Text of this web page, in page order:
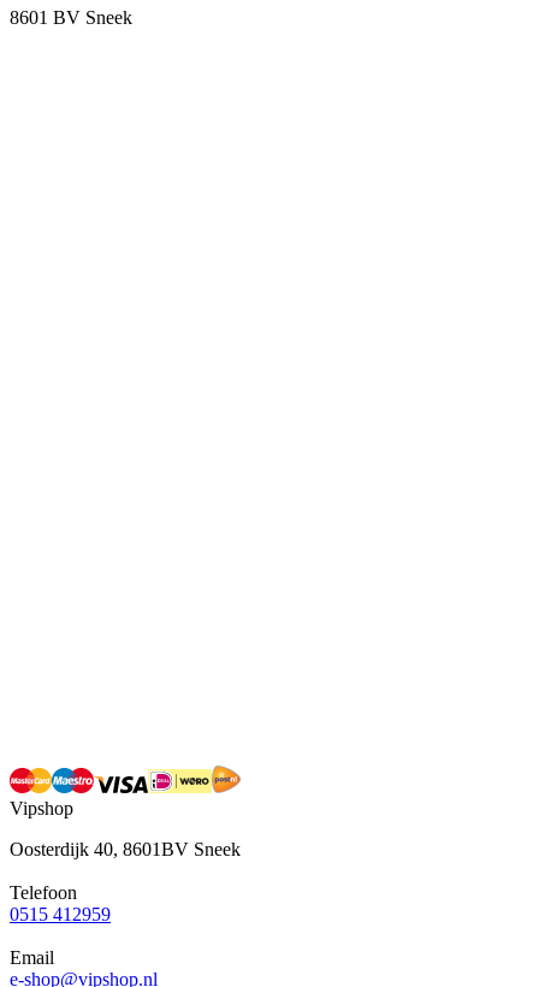
8601 BV Sneek
Vipshop
Oosterdijk 40, 8601BV Sneek
Telefoon
0515 412959
Email
e-shop@vipshop.nl